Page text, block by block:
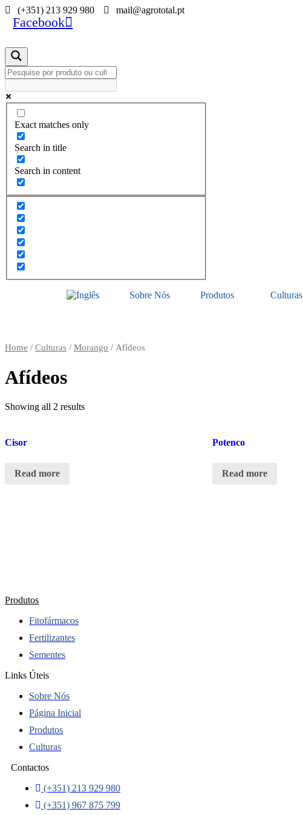
Skip
content
(+351) 213 929 980 mail@agrototal.pt
Facebook
Exact matches only
Search in title
Search in content
Sobre Nós Produtos Culturas
Home / Culturas / Morango / Afídeos
Afídeos
Showing all 2 results
Cisor
Read more
Potenco
Read more
Produtos
Fitofármacos
Fertilizantes
Sementes
Links Úteis
Sobre Nós
Página Inicial
Produtos
Culturas
Contactos
(+351) 213 929 980
(+351) 967 875 799